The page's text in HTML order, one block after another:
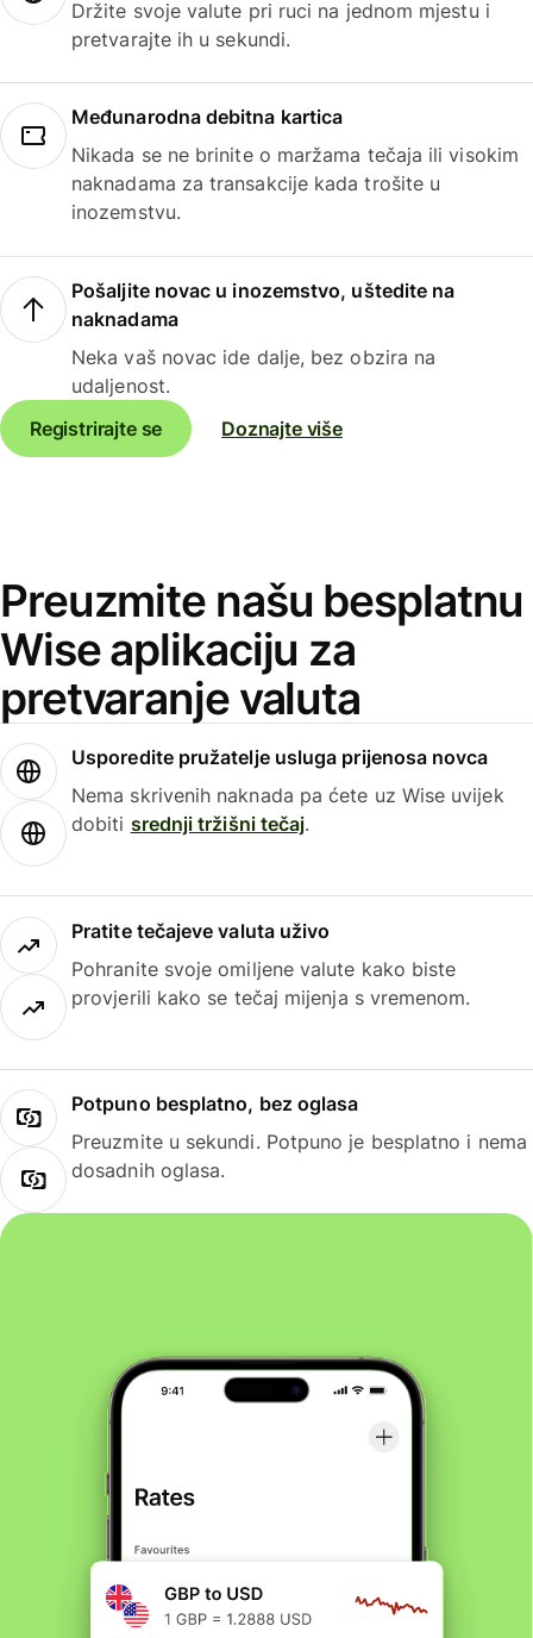
Držite svoje valute pri ruci na jednom mjestu i
pretvarajte ih u sekundi.
Međunarodna debitna kartica
Nikada se ne brinite o maržama tečaja ili visokim
naknadama za transakcije kada trošite u
inozemstvu.
Pošaljite novac u inozemstvo, uštedite na
naknadama
Neka vaš novac ide dalje, bez obzira na
udaljenost.
Registrirajte se
Doznajte više
Preuzmite našu besplatnu
Wise aplikaciju za
pretvaranje valuta
Usporedite pružatelje usluga prijenosa novca
Nema skrivenih naknada pa ćete uz Wise uvijek
dobiti srednji tržišni tečaj.
Pratite tečajeve valuta uživo
Pohranite svoje omiljene valute kako biste
provjerili kako se tečaj mijenja s vremenom.
Potpuno besplatno, bez oglasa
Preuzmite u sekundi. Potpuno je besplatno i nema
dosadnih oglasa.